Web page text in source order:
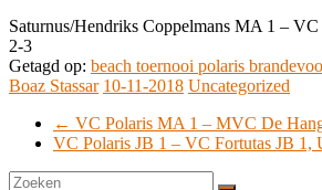
Saturnus/Hendriks Coppelmans MA 1 –
2-3
Getagd op: beach toernooi polaris
Boaz Stassar 10-11-2018 Uncategorized
← VC Polaris MA 1 – MVC De
VC Polaris JB 1 – VC Fortutas JB 1,